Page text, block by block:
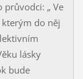
průvodci: „ Ve
do něj
lásky
bude